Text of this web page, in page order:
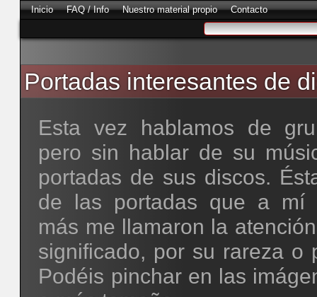
Inicio FAQ / Info Nuestro material propio Contacto
Portadas interesantes de
Esta vez hablamos de
pero sin hablar de su
portadas de sus discos.
de las portadas que a mí
más me llamaron la
significado, por su rareza o
Podéis pinchar en las